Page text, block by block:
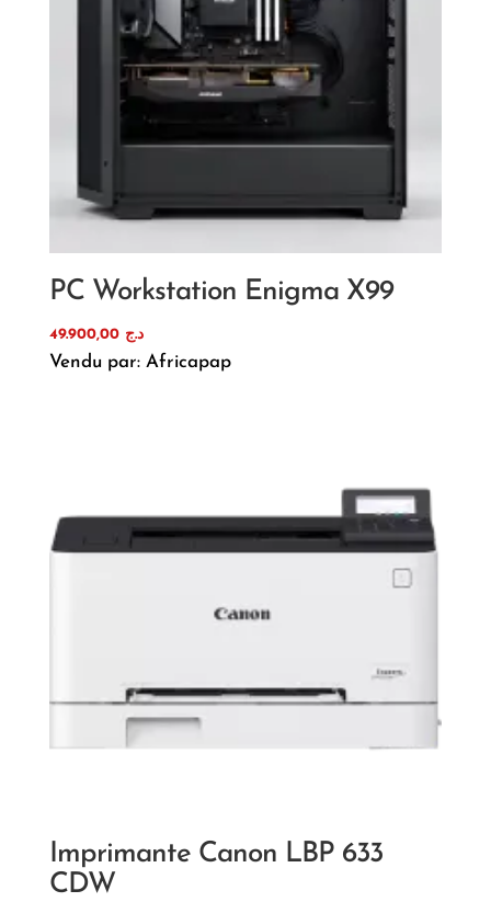
PC Workstation Enigma X99
د.ج 49.900,00
Vendu par: Africapap
Imprimante Canon LBP 633
CDW